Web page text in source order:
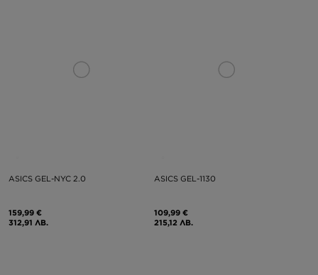
ASICS GEL-NYC 2.0
159,99 €
312,91 ЛВ.
ASICS GEL-1130
109,99 €
215,12 ЛВ.